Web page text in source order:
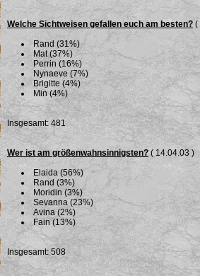
Welche Sichtweisen gefallen euch am besten? (
Rand (31%)
Mat (37%)
Perrin (16%)
Nynaeve (7%)
Brigitte (4%)
Min (4%)
Insgesamt: 481
Wer ist am größenwahnsinnigsten?( 14.04.03 )
Elaida (56%)
Rand (3%)
Moridin (3%)
Sevanna (23%)
Avina (2%)
Fain (13%)
Insgesamt: 508